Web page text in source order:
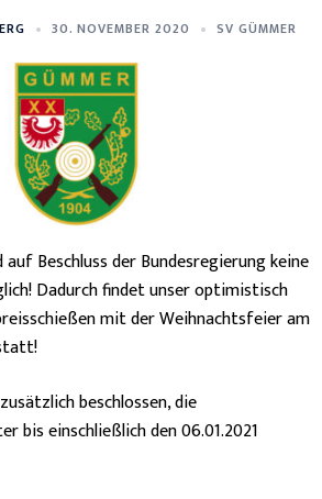
30. NOVEMBER 2020 SV GÜMMER
Beschluss der Bundesregierung keine
Dadurch findet unser optimistisch
mit der Weihnachtsfeier am
beschlossen, die
bis einschließlich den 06.01.2021